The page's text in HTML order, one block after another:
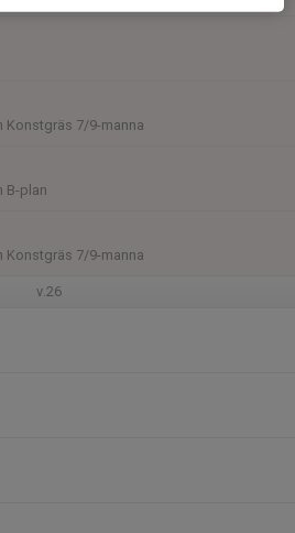
Konstgräs 7/9-manna
B-plan
Konstgräs 7/9-manna
v.26